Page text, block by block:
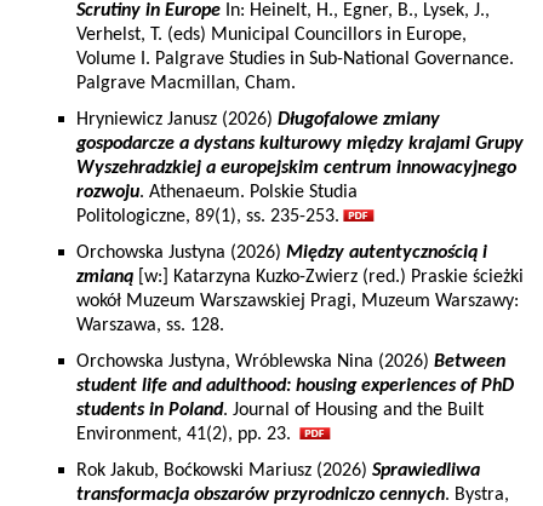
Scrutiny in Europe In: Heinelt, H., Egner, B., Lysek, J.,
Verhelst, T. (eds) Municipal Councillors in Europe,
Volume I. Palgrave Studies in Sub-National Governance.
Palgrave Macmillan, Cham.
Hryniewicz Janusz (2026) Długofalowe zmiany
gospodarcze a dystans kulturowy między krajami Grupy
Wyszehradzkiej a europejskim centrum innowacyjnego
rozwoju. Athenaeum. Polskie Studia
Politologiczne, 89(1), ss. 235-253.
Orchowska Justyna (2026) Między autentycznością i
zmianą [w:] Katarzyna Kuzko-Zwierz (red.) Praskie ścieżki
wokół Muzeum Warszawskiej Pragi, Muzeum Warszawy:
Warszawa, ss. 128.
Orchowska Justyna, Wróblewska Nina (2026) Between
student life and adulthood: housing experiences of PhD
students in Poland. Journal of Housing and the Built
Environment, 41(2), pp. 23.
Rok Jakub, Boćkowski Mariusz (2026) Sprawiedliwa
transformacja obszarów przyrodniczo cennych. Bystra,